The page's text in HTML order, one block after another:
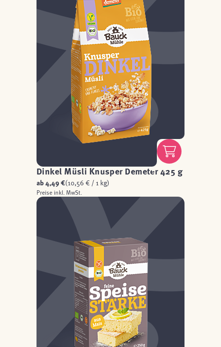
Dinkel Müsli Knusper Demeter 425 g
ab4,49 €(10,56 € / 1 kg)
Preise inkl. MwSt.